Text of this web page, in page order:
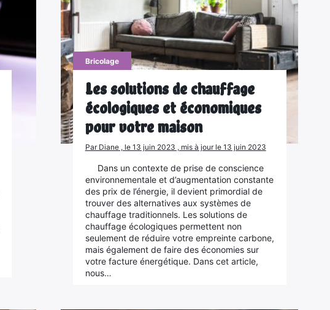
Bricolage
Les solutions de chauffage
écologiques et économiques
pour votre maison
Par Diane , le 13 juin 2023 , mis à jour le 13 juin 2023
Dans un contexte de prise de conscience
environnementale et d’augmentation constante
des prix de l’énergie, il devient primordial de
trouver des alternatives aux systèmes de
chauffage traditionnels. Les solutions de
chauffage écologiques permettent non
seulement de réduire votre empreinte carbone,
mais également de faire des économies sur
votre facture énergétique. Dans cet article,
nous…